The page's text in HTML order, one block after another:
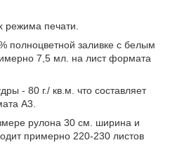
режима печати.
полноцветной заливке с белым
7,5 мл. на лист формата
- 80 г./ кв.м. что составляет
А3.
рулона 30 см. ширина и
примерно 220-230 листов